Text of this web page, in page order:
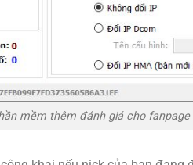
mềm thêm đánh giá cho